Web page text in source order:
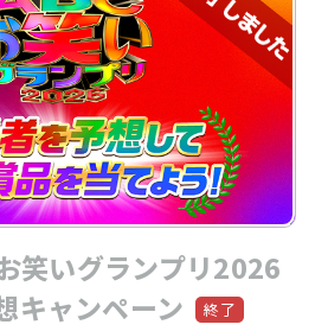
笑いグランプリ2026
キャンペーン